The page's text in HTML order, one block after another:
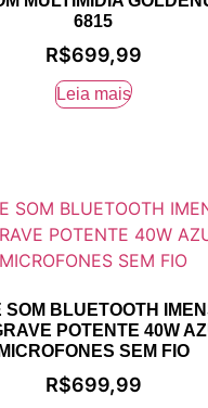
6815
R$699,99
Leia mais
SOM BLUETOOTH
POTENTE 40W
MICROFONES SEM FIO
R$699,99